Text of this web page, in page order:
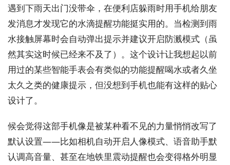
遇到下雨天出门没带伞，在便利店躲雨时用手机给朋友
发消息才发现它的水滴提醒功能挺实用的。当检测到雨
水接触屏幕时会自动弹出提示并建议开启防溅模式（虽
然其实这时候已经来不及了）。这个设计让我想起以前
用过的某些智能手表会有类似的功能提醒喝水或者久坐
太久之类的健康提示，但没想到手机也能有这样的贴心
设计了。
候会觉得这部手机像是被某种看不见的力量悄悄改写了
默认设置——比如相机自动开启人像模式、语音助手默
认调高音量、甚至在地铁里震动提醒也会变得格外明显